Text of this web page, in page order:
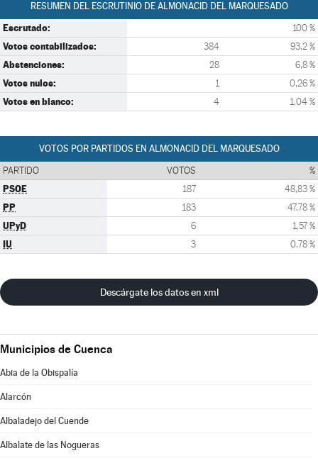
RESUMEN DEL ESCRUTINIO DE ALMONACID DEL MARQUESADO
Escrutado: 100 %
Votos contabilizados: 384 93,2 %
Abstenciones: 28 6,8 %
Votos nulos: 1 0,26 %
Votos en blanco: 4 1,04 %
VOTOS POR PARTIDOS EN ALMONACID DEL MARQUESADO
PARTIDO VOTOS %
PSOE 187 48,83 %
PP 183 47,78 %
UPyD 6 1,57 %
IU 3 0,78 %
Descárgate los datos en xml
Municipios de Cuenca
Abia de la Obispalía
Alarcón
Albaladejo del Cuende
Albalate de las Nogueras